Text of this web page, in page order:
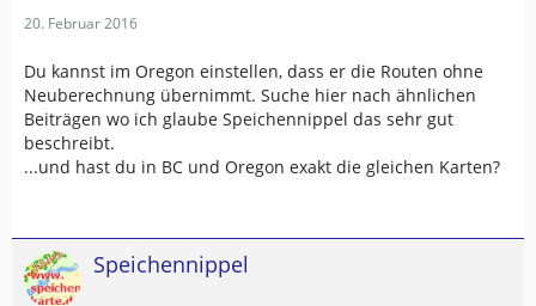
20. Februar 2016
Du kannst im Oregon einstellen, dass er die Routen ohne
Neuberechnung übernimmt. Suche hier nach ähnlichen
Beiträgen wo ich glaube Speichennippel das sehr gut
beschreibt.
...und hast du in BC und Oregon exakt die gleichen Karten?
Speichennippel